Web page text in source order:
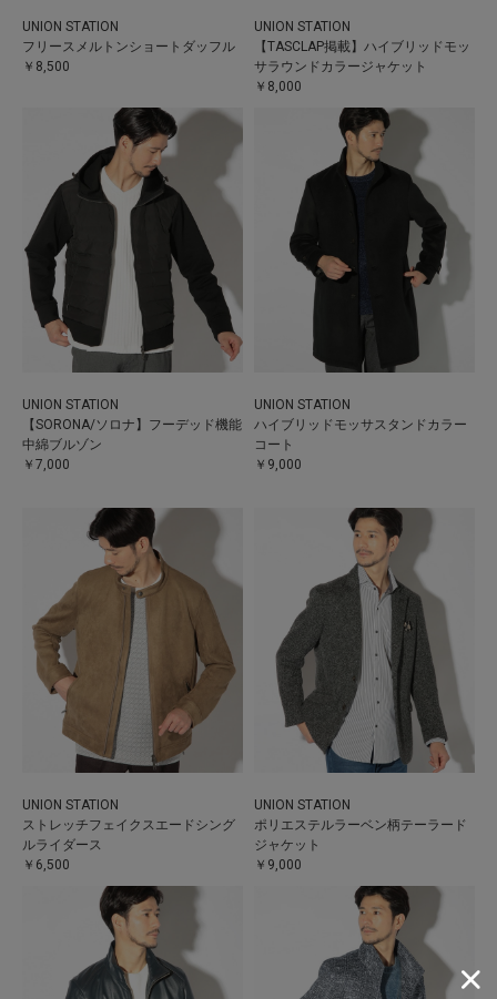
UNION STATION
フリースメルトンショートダッフル
￥8,500
UNION STATION
【TASCLAP掲載】ハイブリッドモッ
サラウンドカラージャケット
￥8,000
UNION STATION
【SORONA/ソロナ】フーデッド機能
中綿ブルゾン
￥7,000
UNION STATION
ハイブリッドモッサスタンドカラー
コート
￥9,000
UNION STATION
ストレッチフェイクスエードシング
ルライダース
￥6,500
UNION STATION
ポリエステルラーベン柄テーラード
ジャケット
￥9,000